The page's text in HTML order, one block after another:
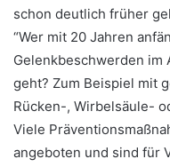
schon deutlich früher
“Wer mit 20 Jahren
Gelenkbeschwerden im
geht? Zum Beispiel mit
Rücken-, Wirbelsäule-
Viele
angeboten und sind für